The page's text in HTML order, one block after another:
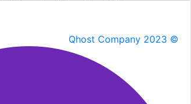
Qhost Company 2023 ©